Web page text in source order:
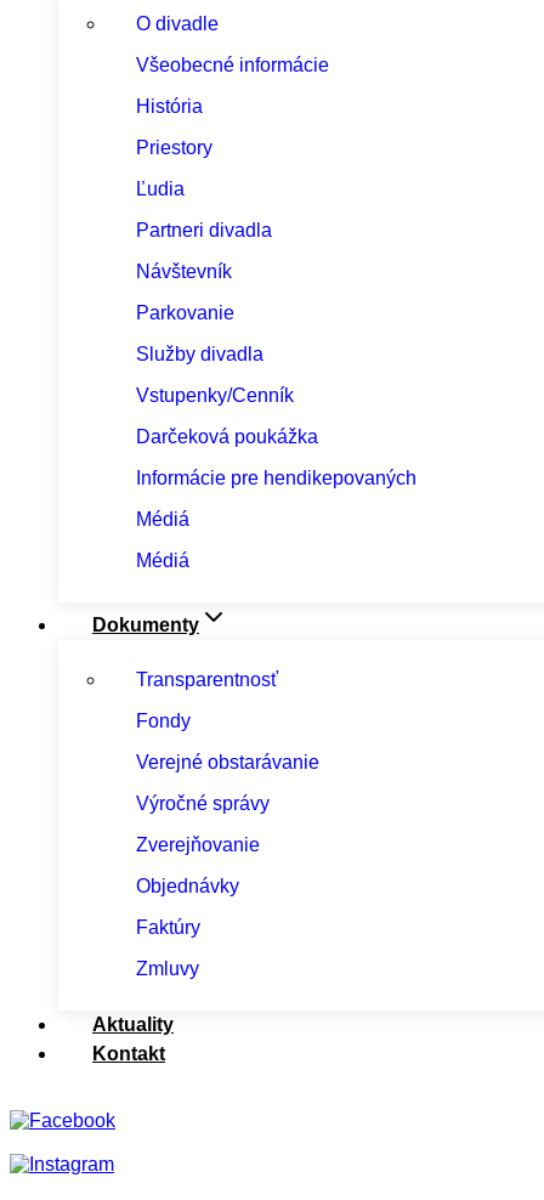
O divadle
Všeobecné informácie
História
Priestory
Ľudia
Partneri divadla
Návštevník
Parkovanie
Služby divadla
Vstupenky/Cenník
Darčeková poukážka
Informácie pre hendikepovaných
Médiá
Médiá
Dokumenty
Transparentnosť
Fondy
Verejné obstarávanie
Výročné správy
Zverejňovanie
Objednávky
Faktúry
Zmluvy
Aktuality
Kontakt